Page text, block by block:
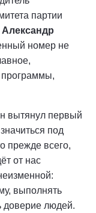
партии
Александр
номер не
вытянул первый
под
прежде всего,
от нас
выполнять
доверие людей.